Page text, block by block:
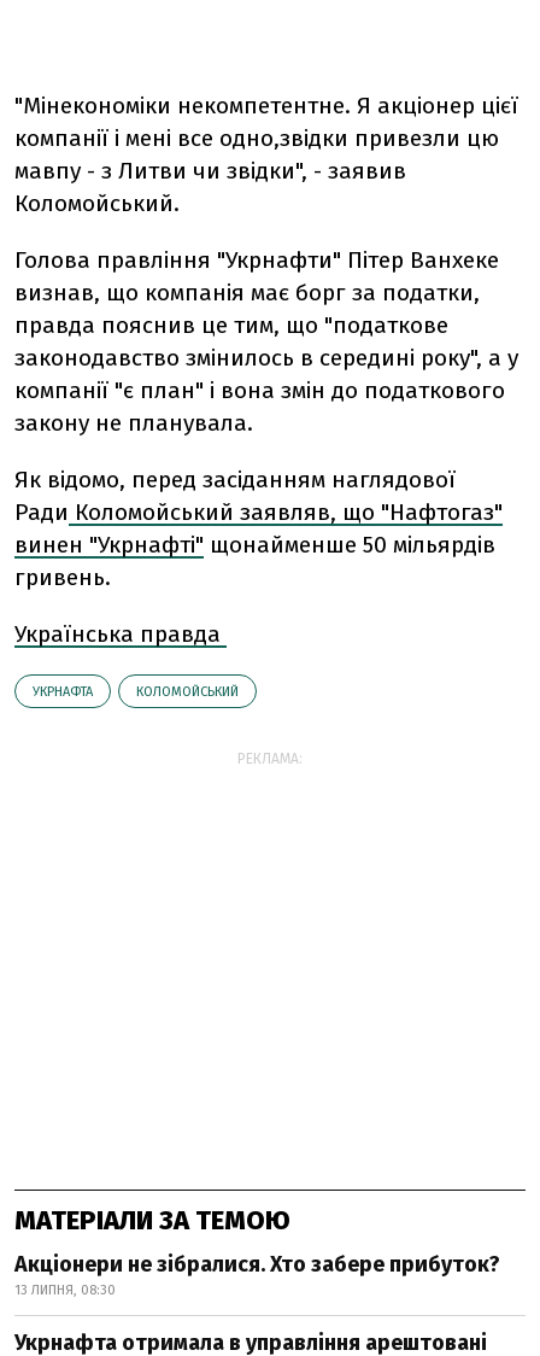
"Мінекономіки некомпетентне. Я акціонер цієї
компанії і мені все одно,звідки привезли цю
мавпу - з Литви чи звідки", - заявив
Коломойський.
Голова правління "Укрнафти" Пітер Ванхеке
визнав, що компанія має борг за податки,
правда пояснив це тим, що "податкове
законодавство змінилось в середині року", а у
компанії "є план" і вона змін до податкового
закону не планувала.
Як відомо, перед засіданням наглядової
Ради Коломойський заявляв, що "Нафтогаз"
винен "Укрнафті" щонайменше 50 мільярдів
гривень.
Українська правда
УКРНАФТА КОЛОМОЙСЬКИЙ
РЕКЛАМА:
МАТЕРІАЛИ ЗА ТЕМОЮ
Акціонери не зібралися. Хто забере прибуток?
13 ЛИПНЯ, 08:30
Укрнафта отримала в управління арештовані